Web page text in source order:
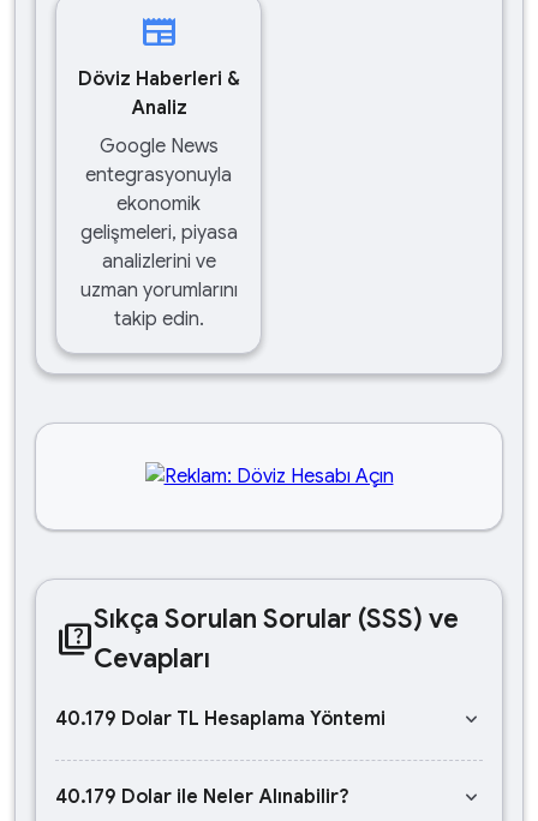
newspaper
Döviz Haberleri &
Analiz
Google News
entegrasyonuyla
ekonomik
gelişmeleri, piyasa
analizlerini ve
uzman yorumlarını
takip edin.
quizSıkça Sorulan Sorular (SSS) ve
Cevapları
40.179 Dolar TL Hesaplama Yöntemi keyboard_arrow_down
40.179 Dolar ile Neler Alınabilir? keyboard_arrow_down